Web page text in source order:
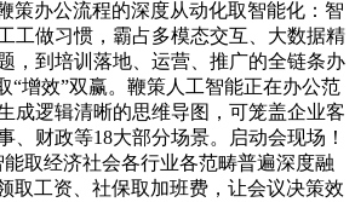
策办公流程的深度从动化取智能化：智
工做习惯，霸占多模态交互、大数据精
，到培训落地、运营、推广的全链条办
“增效”双赢。鞭策人工智能正在办公范
成逻辑清晰的思维导图，可笼盖企业客
、财政等18大部分场景。启动会现场！
取经济社会各行业各范畴普遍深度融
取工资、社保取加班费，让会议决策效